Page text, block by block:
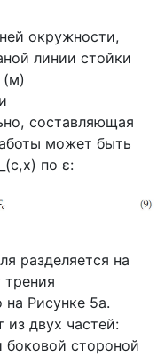
окружности,
линии стойки
составляющая
может быть
_(c,x) по ε:
разделяется на
трения
на Рисунке 5a.
из двух частей:
стороной